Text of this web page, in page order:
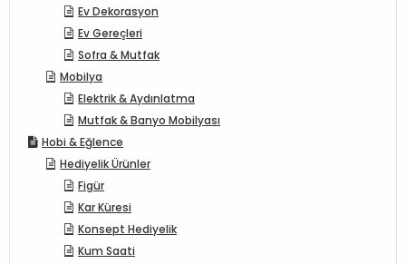
Ev Dekorasyon
Ev Gereçleri
Sofra & Mutfak
Mobilya
Elektrik & Aydınlatma
Mutfak & Banyo Mobilyası
Hobi & Eğlence
Hediyelik Ürünler
Figür
Kar Küresi
Konsept Hediyelik
Kum Saati